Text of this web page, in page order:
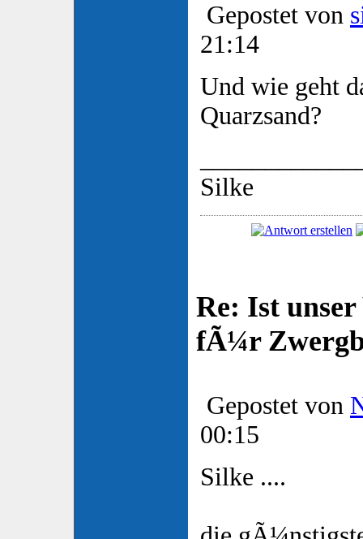
Gepostet von
21:14
Und wie geht
Quarzsand?
Silke
Re: Ist
fÃ¼r
Gepostet von
00:15
Silke ....